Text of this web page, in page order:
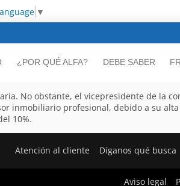
▼
¿POR QUÉ ALFA? DEBE SABER
No obstante, el vicepresidente de la
inmobiliario profesional, debido a su
10%.
Atención al cliente Díganos qué busca
Aviso legal